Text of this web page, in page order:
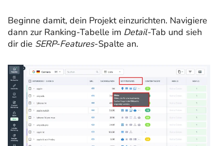
Beginne damit, dein Projekt einzurichten. Navigiere
dann zur Ranking-Tabelle im Detail-Tab und sieh
dir die SERP-Features-Spalte an.